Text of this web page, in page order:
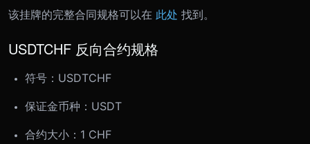
该挂牌的完整合同规格可以在 此处 找到。
USDTCHF 反向合约规格
符号： USDTCHF
保证金币种：USDT
合约大小： 1 CHF